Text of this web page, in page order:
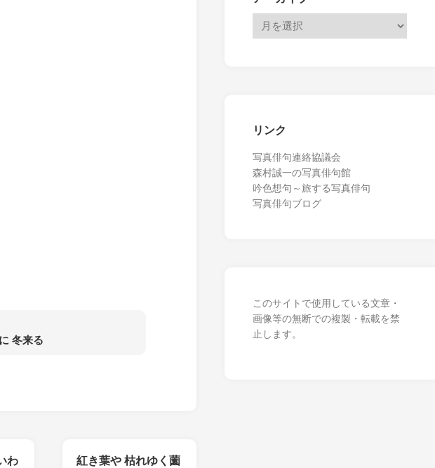
冬来る
わ
紅き葉や 枯れゆく薗
リンク
写真俳句連絡協議会
森村誠一の写真俳句館
吟色想句～旅する写真俳句
写真俳句ブログ
このサイトで使用している文章・
画像等の無断での複製・転載を禁
止します。